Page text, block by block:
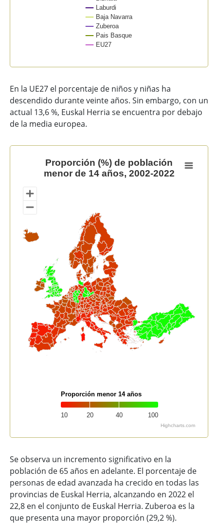
Laburdi
Baja Navarra
Zuberoa
Pais Basque
EU27
En la UE27 el porcentaje de niños y niñas ha
descendido durante veinte años. Sin embargo, con un
actual 13,6 %, Euskal Herria se encuentra por debajo
de la media europea.
Proporción (%) de población menor de 14 años, 2002-
Map of unspecified region with 1 data series.
View as data table, Proporción (%) de población
Proporción (%) de población
menor de 14 años, 2002-2022
10 20 40 100
Proporción menor 14 años
Highcharts.com
Se observa un incremento significativo en la
población de 65 años en adelante. El porcentaje de
personas de edad avanzada ha crecido en todas las
provincias de Euskal Herria, alcanzando en 2022 el
22,8 en el conjunto de Euskal Herria. Zuberoa es la
que presenta una mayor proporción (29,2 %).